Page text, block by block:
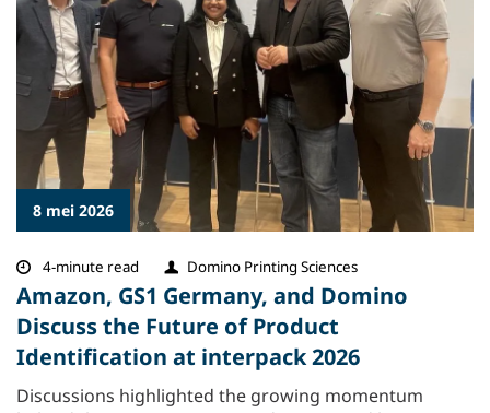
8 mei 2026
4-minute read Domino Printing Sciences
Amazon, GS1 Germany, and Domino
Discuss the Future of Product
Identification at interpack 2026
Discussions highlighted the growing momentum